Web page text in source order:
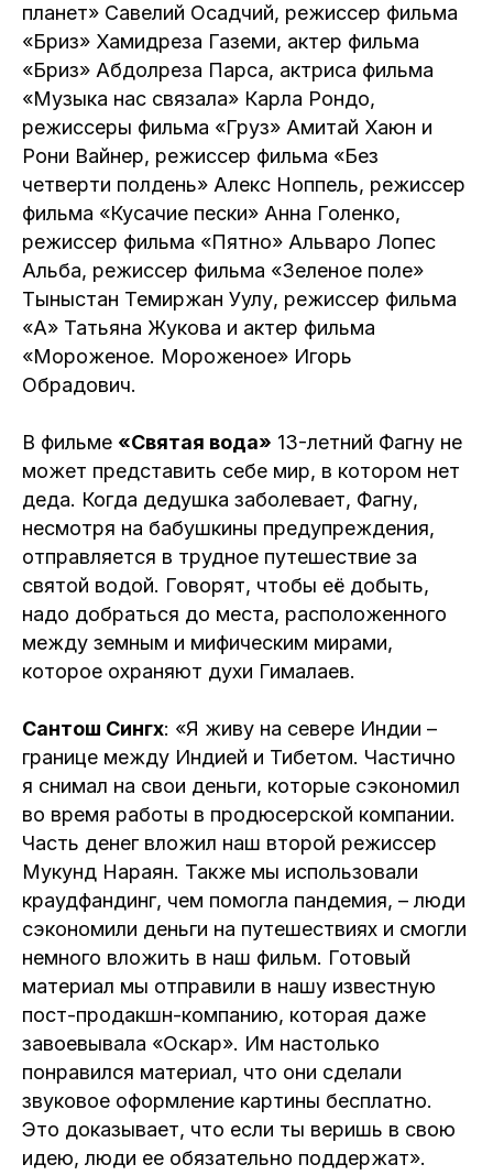
планет» Савелий Осадчий, режиссер фильма
«Бриз» Хамидреза Газеми, актер фильма
«Бриз» Абдолреза Парса, актриса фильма
«Музыка нас связала» Карла Рондо,
режиссеры фильма «Груз» Амитай Хаюн и
Рони Вайнер, режиссер фильма «Без
четверти полдень» Алекс Ноппель, режиссер
фильма «Кусачие пески» Анна Голенко,
режиссер фильма «Пятно» Альваро Лопес
Альба, режиссер фильма «Зеленое поле»
Тыныстан Темиржан Уулу, режиссер фильма
«А» Татьяна Жукова и актер фильма
«Мороженое. Мороженое» Игорь
Обрадович.
В фильме «Святая вода» 13-летний Фагну не
может представить себе мир, в котором нет
деда. Когда дедушка заболевает, Фагну,
несмотря на бабушкины предупреждения,
отправляется в трудное путешествие за
святой водой. Говорят, чтобы её добыть,
надо добраться до места, расположенного
между земным и мифическим мирами,
которое охраняют духи Гималаев.
Сантош Сингх: «Я живу на севере Индии –
границе между Индией и Тибетом. Частично
я снимал на свои деньги, которые сэкономил
во время работы в продюсерской компании.
Часть денег вложил наш второй режиссер
Мукунд Нараян. Также мы использовали
краудфандинг, чем помогла пандемия, – люди
сэкономили деньги на путешествиях и смогли
немного вложить в наш фильм. Готовый
материал мы отправили в нашу известную
пост-продакшн-компанию, которая даже
завоевывала «Оскар». Им настолько
понравился материал, что они сделали
звуковое оформление картины бесплатно.
Это доказывает, что если ты веришь в свою
идею, люди ее обязательно поддержат».